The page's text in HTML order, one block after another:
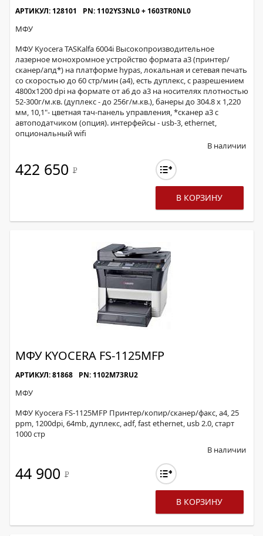
АРТИКУЛ: 128101 PN: 1102YS3NL0 + 1603TR0NL0
МФУ
МФУ Kyocera TASKalfa 6004i Высокопроизводительное
лазерное монохромное устройство формата а3 (принтер/
сканер/апд*) на платформе hypas, локальная и сетевая печать
со скоростью до 60 стр/мин (а4), есть дуплекс, с разрешением
4800х1200 dpi на формате от а6 до а3 на носителях плотностью
52-300г/м.кв. (дуплекс - до 256г/м.кв.), банеры до 304.8 x 1,220
мм, 10,1"- цветная тач-панель управления, *сканер а3 с
автоподатчиком (опция). интерфейсы - usb-3, ethernet,
опциональный wifi
В наличии
422 650 Р
В КОРЗИНУ
МФУ KYOCERA FS-1125MFP
АРТИКУЛ: 81868 PN: 1102M73RU2
МФУ
МФУ Kyocera FS-1125MFP Принтер/копир/сканер/факс, а4, 25
ppm, 1200dpi, 64mb, дуплекс, adf, fast ethernet, usb 2.0, старт
1000 стр
В наличии
44 900 Р
В КОРЗИНУ